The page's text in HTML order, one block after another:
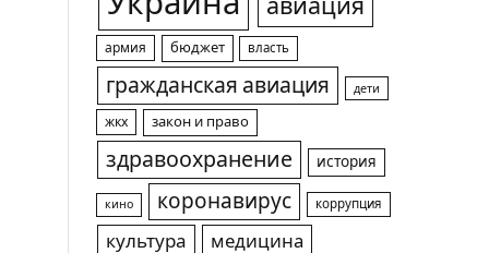
авиация
армия бюджет власть
гражданская авиация дети
жкх закон и право
здравоохранение история
кино коронавирус коррупция
культура медицина